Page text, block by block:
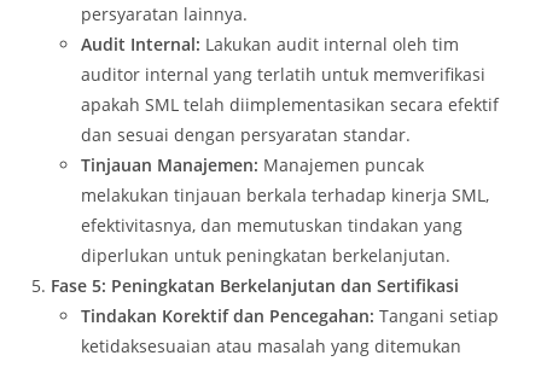
persyaratan lainnya.
Audit Internal: Lakukan audit internal oleh tim
auditor internal yang terlatih untuk memverifikasi
apakah SML telah diimplementasikan secara efektif
dan sesuai dengan persyaratan standar.
Tinjauan Manajemen: Manajemen puncak
melakukan tinjauan berkala terhadap kinerja SML,
efektivitasnya, dan memutuskan tindakan yang
diperlukan untuk peningkatan berkelanjutan.
Fase 5: Peningkatan Berkelanjutan dan Sertifikasi
Tindakan Korektif dan Pencegahan: Tangani setiap
ketidaksesuaian atau masalah yang ditemukan